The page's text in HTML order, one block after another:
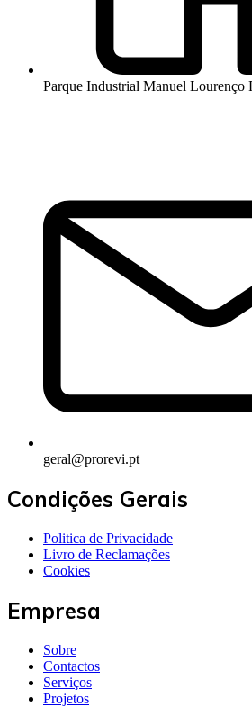
Parque Industrial Manuel Lourenço
geral@prorevi.pt
Condições Gerais
Politica de Privacidade
Livro de Reclamações
Cookies
Empresa
Sobre
Contactos
Serviços
Projetos